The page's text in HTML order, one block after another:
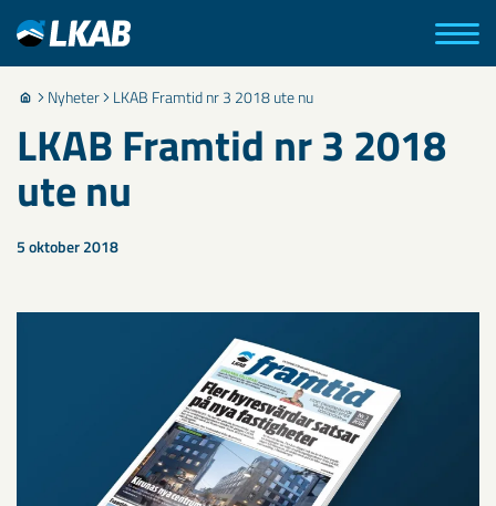
Nyheter LKAB Framtid nr 3 2018 ute nu
LKAB Framtid nr 3 2018
ute nu
5 oktober 2018